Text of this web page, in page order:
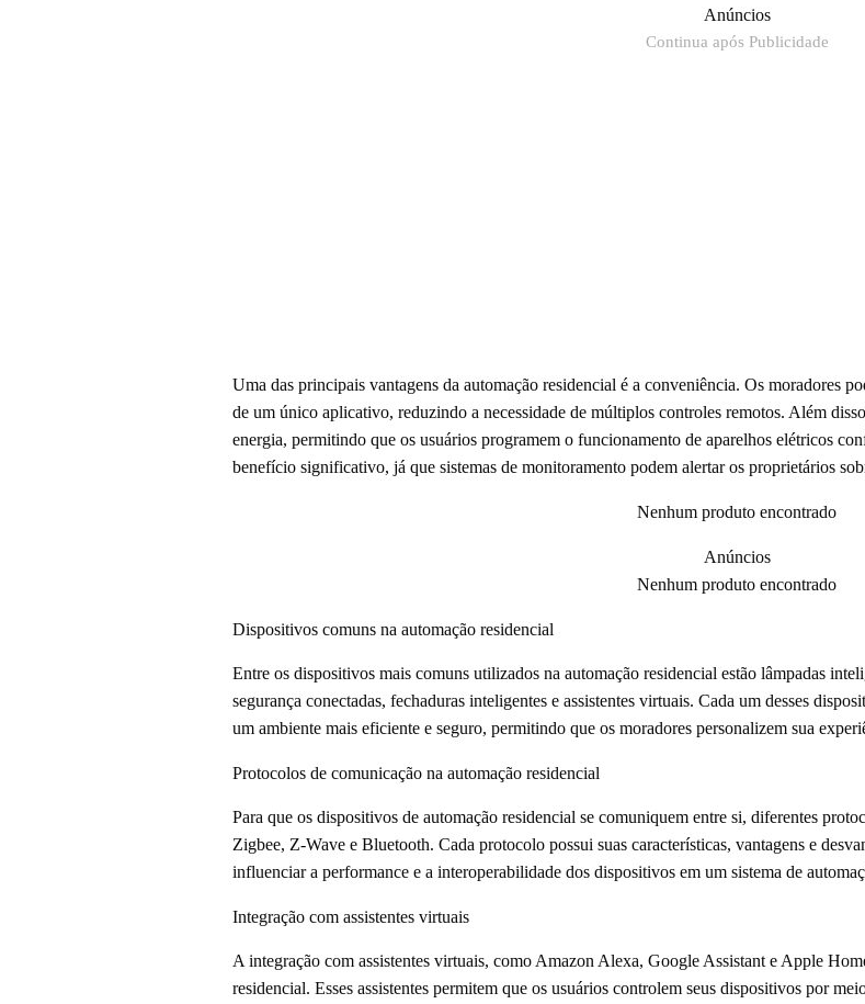
Anúncios
Continua após Publicidade
Uma das principais vantagens da automação residencial é a conveniência. Os moradores
de um único aplicativo, reduzindo a necessidade de múltiplos controles remotos. Além
energia, permitindo que os usuários programem o funcionamento de aparelhos elétricos
benefício significativo, já que sistemas de monitoramento podem alertar os proprietários
Nenhum produto encontrado
Anúncios
Nenhum produto encontrado
Dispositivos comuns na automação residencial
Entre os dispositivos mais comuns utilizados na automação residencial estão lâmpadas
segurança conectadas, fechaduras inteligentes e assistentes virtuais. Cada um desses
um ambiente mais eficiente e seguro, permitindo que os moradores personalizem sua
Protocolos de comunicação na automação residencial
Para que os dispositivos de automação residencial se comuniquem entre si, diferentes
Zigbee, Z-Wave e Bluetooth. Cada protocolo possui suas características, vantagens e
influenciar a performance e a interoperabilidade dos dispositivos em um sistema de
Integração com assistentes virtuais
A integração com assistentes virtuais, como Amazon Alexa, Google Assistant e Apple
residencial. Esses assistentes permitem que os usuários controlem seus dispositivos por